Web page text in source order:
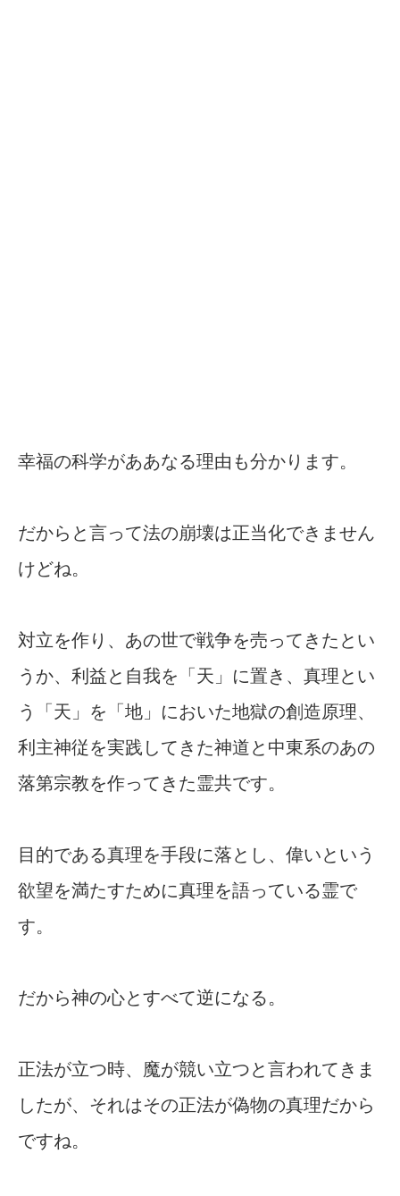
幸福の科学がああなる理由も分かります。
だからと言って法の崩壊は正当化できません
けどね。
対立を作り、あの世で戦争を売ってきたとい
うか、利益と自我を「天」に置き、真理とい
う「天」を「地」においた地獄の創造原理、
利主神従を実践してきた神道と中東系のあの
落第宗教を作ってきた霊共です。
目的である真理を手段に落とし、偉いという
欲望を満たすために真理を語っている霊で
す。
だから神の心とすべて逆になる。
正法が立つ時、魔が競い立つと言われてきま
したが、それはその正法が偽物の真理だから
ですね。